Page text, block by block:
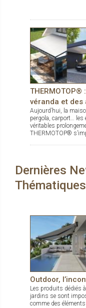
véranda et des
Aujourd’hui, la
pergola, carport… les
véritables
THERMOTOP®
Dernières
Thématiques
Outdoor,
Les produits dédiés
jardins se sont
comme des